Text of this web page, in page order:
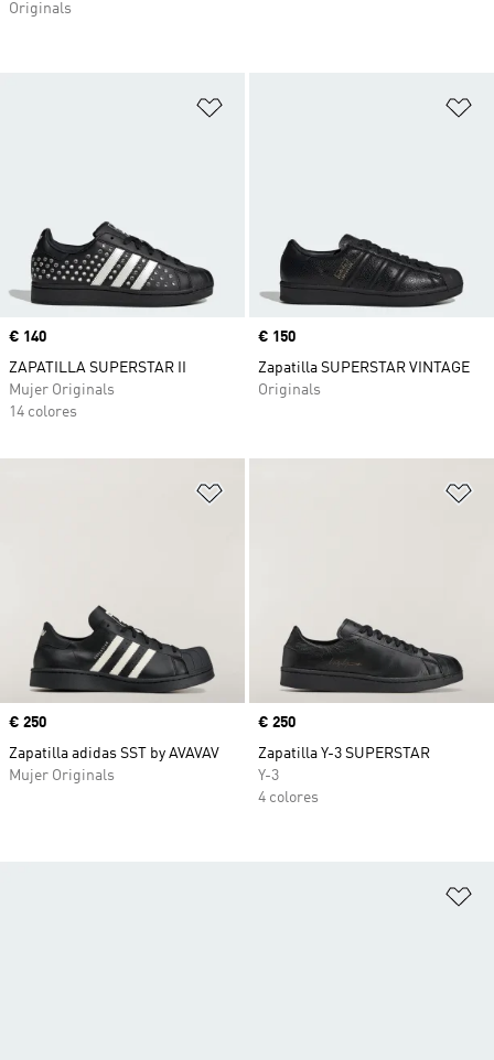
Precio
€ 140
ZAPATILLA SUPERSTAR II
Mujer Originals
14 colores
Precio
€ 150
Zapatilla SUPERSTAR VINTAGE
Originals
Precio
€ 250
Zapatilla adidas SST by AVAVAV
Mujer Originals
Precio
€ 250
Zapatilla Y-3 SUPERSTAR
Y-3
4 colores
Originals